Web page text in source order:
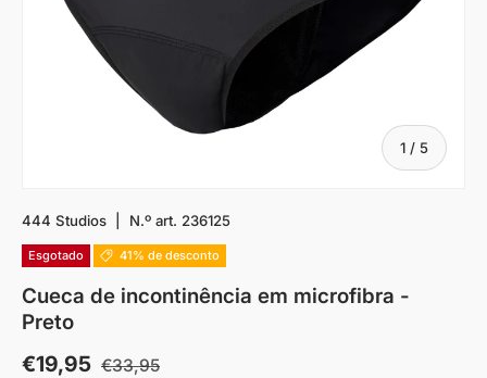
1 / De
5
444 Studios N.º art. 236125
Esgotado 41% de desconto
Cueca de incontinência em microfibra -
Preto
€19,95 €33,95